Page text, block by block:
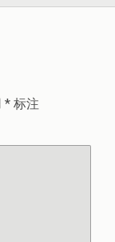
* 标注